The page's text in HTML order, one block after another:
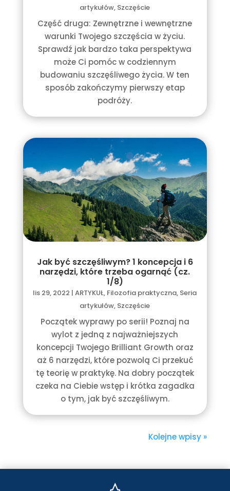
artykułów, Szczęście
Część druga: Zewnętrzne i wewnętrzne
warunki Twojego szczęścia w życiu.
Sprawdź jak bardzo taka perspektywa
może Ci pomóc w codziennym
budowaniu szczęśliwego życia. W ten
sposób zakończymy pierwszy etap
podróży.
Jak być szczęśliwym? 1 koncepcja i 6
narzędzi, które trzeba ogarnąć (cz.
1/8)
lis 29, 2022 |ARTYKUŁ, Filozofia praktyczna, Seria
artykułów, Szczęście
Początek wyprawy po serii! Poznaj na
wylot z jedną z najważniejszych
koncepcji Twojego Brilliant Growth oraz
aż 6 narzędzi, które pozwolą Ci przekuć
tę teorię w praktykę. Na dobry początek
czeka na Ciebie wstęp i krótka zagadka
o tym, jak być szczęśliwym.
Kolejne wpisy »